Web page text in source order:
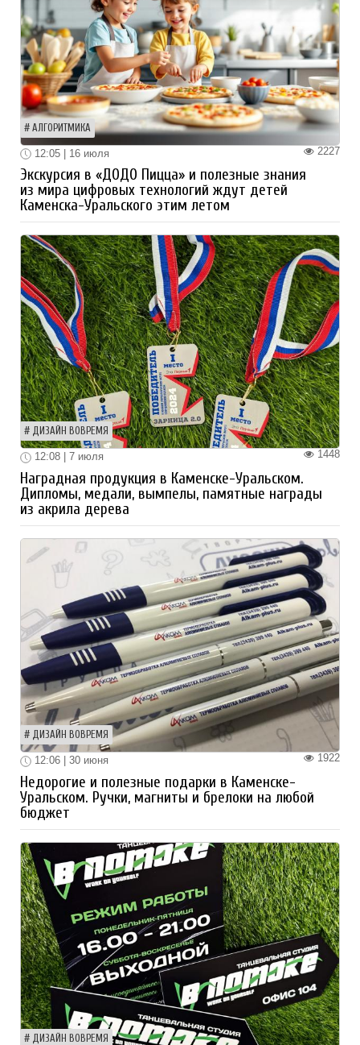
АЛГОРИТМИКА
2227
12:05 | 16 июля
Экскурсия в «ДОДО Пицца» и полезные знания
из мира цифровых технологий ждут детей
Каменска-Уральского этим летом
ДИЗАЙН ВОВРЕМЯ
1448
12:08 | 7 июля
Наградная продукция в Каменске-Уральском.
Дипломы, медали, вымпелы, памятные награды
из акрила дерева
ДИЗАЙН ВОВРЕМЯ
1922
12:06 | 30 июня
Недорогие и полезные подарки в Каменске-
Уральском. Ручки, магниты и брелоки на любой
бюджет
ДИЗАЙН ВОВРЕМЯ